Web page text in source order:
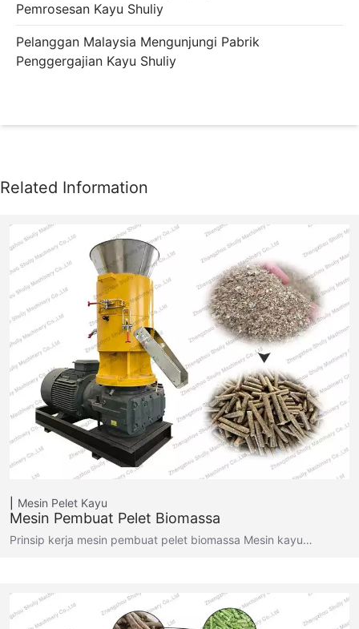
Pemrosesan Kayu Shuliy
Pelanggan Malaysia Mengunjungi Pabrik
Penggergajian Kayu Shuliy
Mesin Pelet Kayu
Mesin Pembuat Pelet Biomassa
Prinsip kerja mesin pembuat pelet biomassa Mesin kayu…